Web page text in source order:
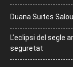
Duana Suites
L’eclipsi del segle
seguretat